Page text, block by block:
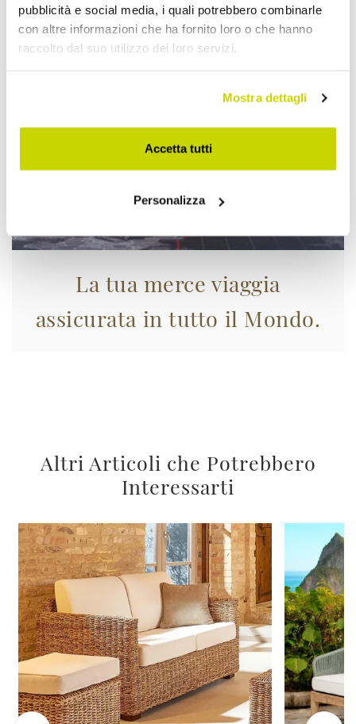
pubblicità e social media, i quali potrebbero combinarle
con altre informazioni che ha fornito loro o che hanno
raccolto dal suo utilizzo dei loro servizi.
Mostra dettagli
Accetta tutti
Personalizza
Approfittane subito!
La tua merce viaggia
assicurata in tutto il Mondo.
Altri Articoli che Potrebbero
Interessarti